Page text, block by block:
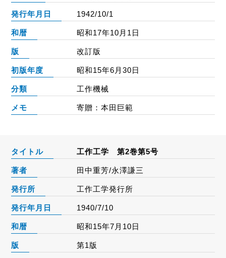
発行年月日 1942/10/1
和暦 昭和17年10月1日
版 改訂版
初版年度 昭和15年6月30日
分類 工作機械
メモ 寄贈：本田巨範
タイトル 工作工学 第2巻第5号
著者 田中重芳/永澤謙三
発行所 工作工学発行所
発行年月日 1940/7/10
和暦 昭和15年7月10日
版 第1版